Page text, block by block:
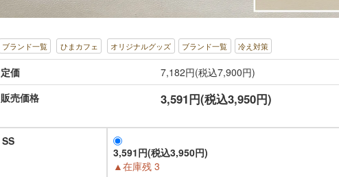
ブランド一覧 ひまカフェ オリジナルグッズ ブランド一覧 冷え対策
定価
7,182円(税込7,900円)
販売価格
3,591円(税込3,950円)
SS
3,591円(税込3,950円)
▲在庫残 3